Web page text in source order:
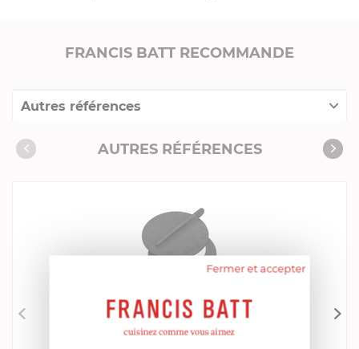
FRANCIS BATT RECOMMANDE
Autres références
Produits conseillésAUTRES RÉFÉRENCES
BIG GREEN EGG
Fermer et accepter